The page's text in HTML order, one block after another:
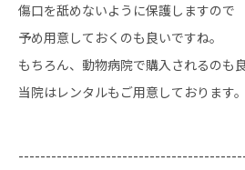
傷口を舐めないように保護しますので
予め用意しておくのも良いですね。
もちろん、動物病院で購入されるのも
当院はレンタルもご用意しております。